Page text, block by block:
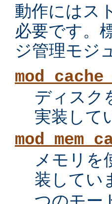
動作にはス
必要です。
ジ管理モジ
ディスク
実装して
メモリを
装してい